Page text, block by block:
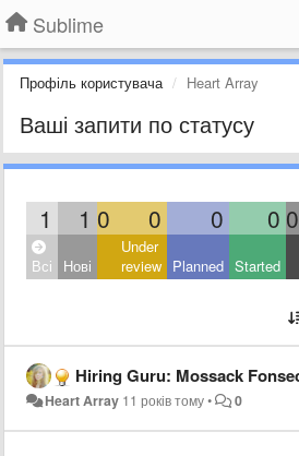
Sublime
Профіль користувача Heart Array
Ваші запити по статусу
1 1 0 0 0 0 0
Всі Нові
Under
review Planned Started
Hiring Guru: Mossack Fonseca
Heart Array 11 років тому• 0